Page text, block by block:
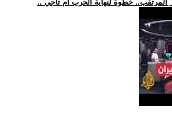
المرتقب.. خطوة لنهاية الحرب أم تأجي